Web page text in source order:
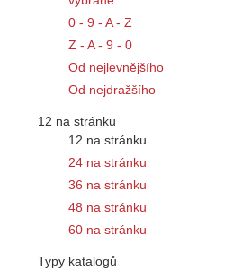
0 - 9 - A - Z
Z - A - 9 - 0
Od nejlevnějšího
Od nejdražšího
12 na stránku
12 na stránku
24 na stránku
36 na stránku
48 na stránku
60 na stránku
Typy katalogů